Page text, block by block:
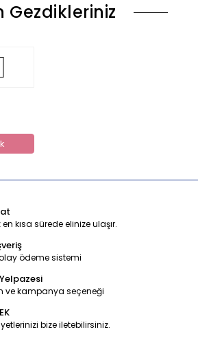
Gezdikleriniz
kısa sürede elinize ulaşır.
ödeme sistemi
ve kampanya seçeneği
bize iletebilirsiniz.